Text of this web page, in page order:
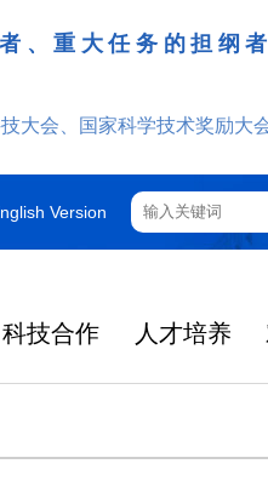
、重大任务的担纲
大会、国家科学技术奖励大
Version
科技合作 人才培养